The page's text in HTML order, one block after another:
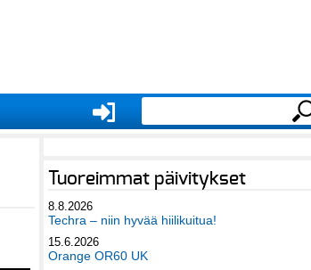
Tuoreimmat päivitykset
8.8.2026
Techra – niin hyvää hiilikuitua!
15.6.2026
Orange OR60 UK